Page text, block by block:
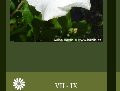
VII - IX